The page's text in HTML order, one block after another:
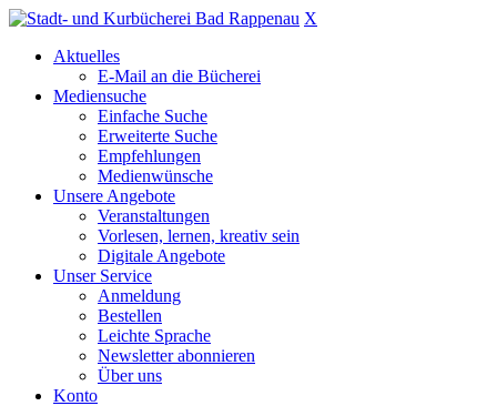
X
Aktuelles
E-Mail an die Bücherei
Mediensuche
Einfache Suche
Erweiterte Suche
Empfehlungen
Medienwünsche
Unsere Angebote
Veranstaltungen
Vorlesen, lernen, kreativ sein
Digitale Angebote
Unser Service
Anmeldung
Bestellen
Leichte Sprache
Newsletter abonnieren
Über uns
Konto